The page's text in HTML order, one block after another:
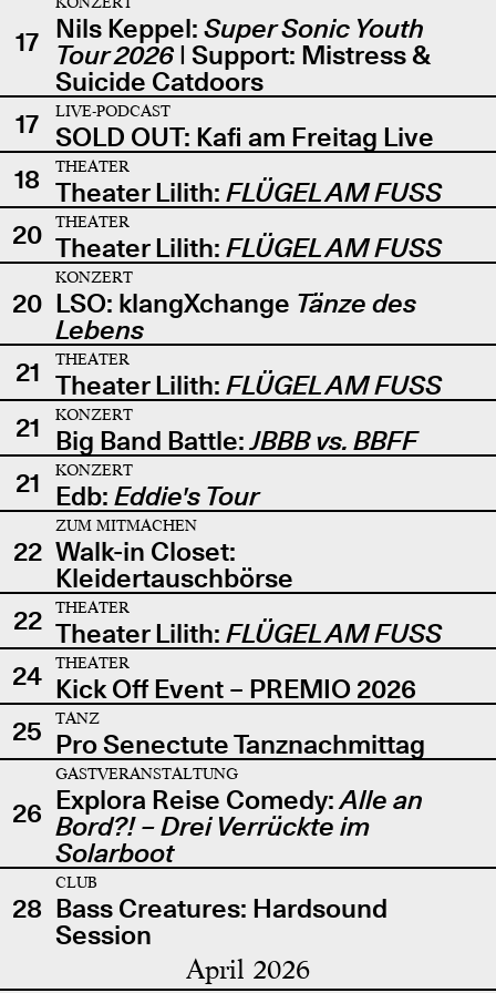
17 Nils Keppel: Super Sonic Youth
Tour 2026| Support: Mistress &
Suicide Catdoors
17
LIVE-PODCAST
SOLD OUT: Kafi am Freitag Live
18
THEATER
Theater Lilith: FLÜGEL AM FUSS
20
THEATER
Theater Lilith: FLÜGEL AM FUSS
20
KONZERT
LSO: klangXchange Tänze des
Lebens
21
THEATER
Theater Lilith: FLÜGEL AM FUSS
21
KONZERT
Big Band Battle:JBBB vs. BBFF
21
KONZERT
Edb: Eddie's Tour
22
ZUM MITMACHEN
Walk-in Closet:
Kleidertauschbörse
22
THEATER
Theater Lilith: FLÜGEL AM FUSS
24
THEATER
Kick Off Event – PREMIO 2026
25
TANZ
Pro Senectute Tanznachmittag
26
GASTVERANSTALTUNG
Explora Reise Comedy:Alle an
Bord?! – Drei Verrückte im
Solarboot
28
CLUB
Bass Creatures: Hardsound
Session
April 2026